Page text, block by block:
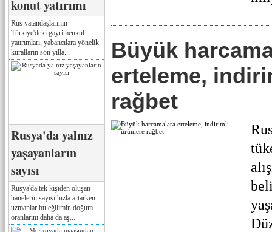
konut yatırımı
Rus vatandaşlarının
Türkiye'deki gayrimenkul
yatırımları, yabancılara yönelik
kuralların son yılla...
Rusya'da yalnız
yaşayanların
sayısı
Rusya'da tek kişiden oluşan
hanelerin sayısı hızla artarken
uzmanlar bu eğilimin doğum
oranlarını daha da aş...
Büyük
erteleme,
rağbet